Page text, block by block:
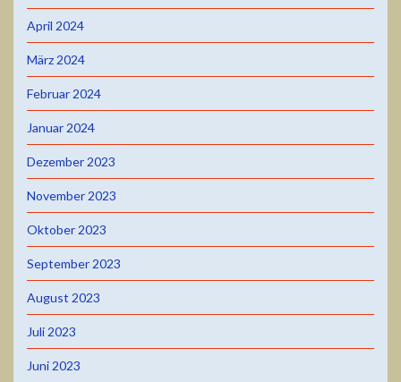
April 2024
März 2024
Februar 2024
Januar 2024
Dezember 2023
November 2023
Oktober 2023
September 2023
August 2023
Juli 2023
Juni 2023